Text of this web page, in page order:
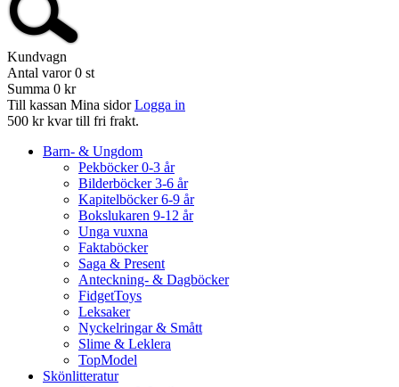
Kundvagn
Antal varor 0 st
Summa 0 kr
Till kassan Mina sidor Logga in
500 kr kvar till fri frakt.
Barn- & Ungdom
Pekböcker 0-3 år
Bilderböcker 3-6 år
Kapitelböcker 6-9 år
Bokslukaren 9-12 år
Unga vuxna
Faktaböcker
Saga & Present
Anteckning- & Dagböcker
FidgetToys
Leksaker
Nyckelringar & Smått
Slime & Leklera
TopModel
Skönlitteratur